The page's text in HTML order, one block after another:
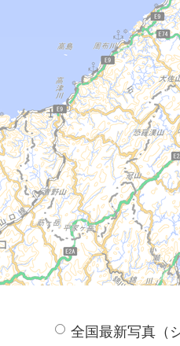
全国最新写真（